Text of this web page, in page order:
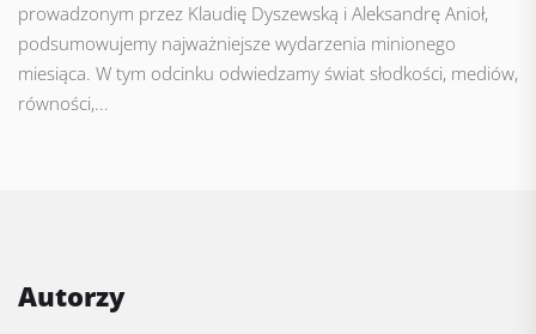
prowadzonym przez Klaudię Dyszewską i Aleksandrę Anioł,
podsumowujemy najważniejsze wydarzenia minionego
miesiąca. W tym odcinku odwiedzamy świat słodkości, mediów,
równości,...
Autorzy